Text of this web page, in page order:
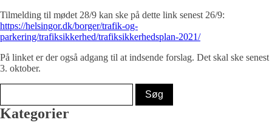
Tilmelding til mødet 28/9 kan ske på dette link senest 26/9:
https://helsingor.dk/borger/trafik-og-
parkering/trafiksikkerhed/trafiksikkerhedsplan-2021/
På linket er der også adgang til at indsende forslag. Det skal ske senest
3. oktober.
Kategorier